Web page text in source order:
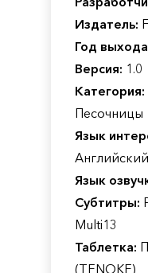
Издатель:
Год
Версия: 1.0
Категория:
Песочницы
Язык
Язык
Субтитры:
Multi13
Таблетка:
(TENOKE)